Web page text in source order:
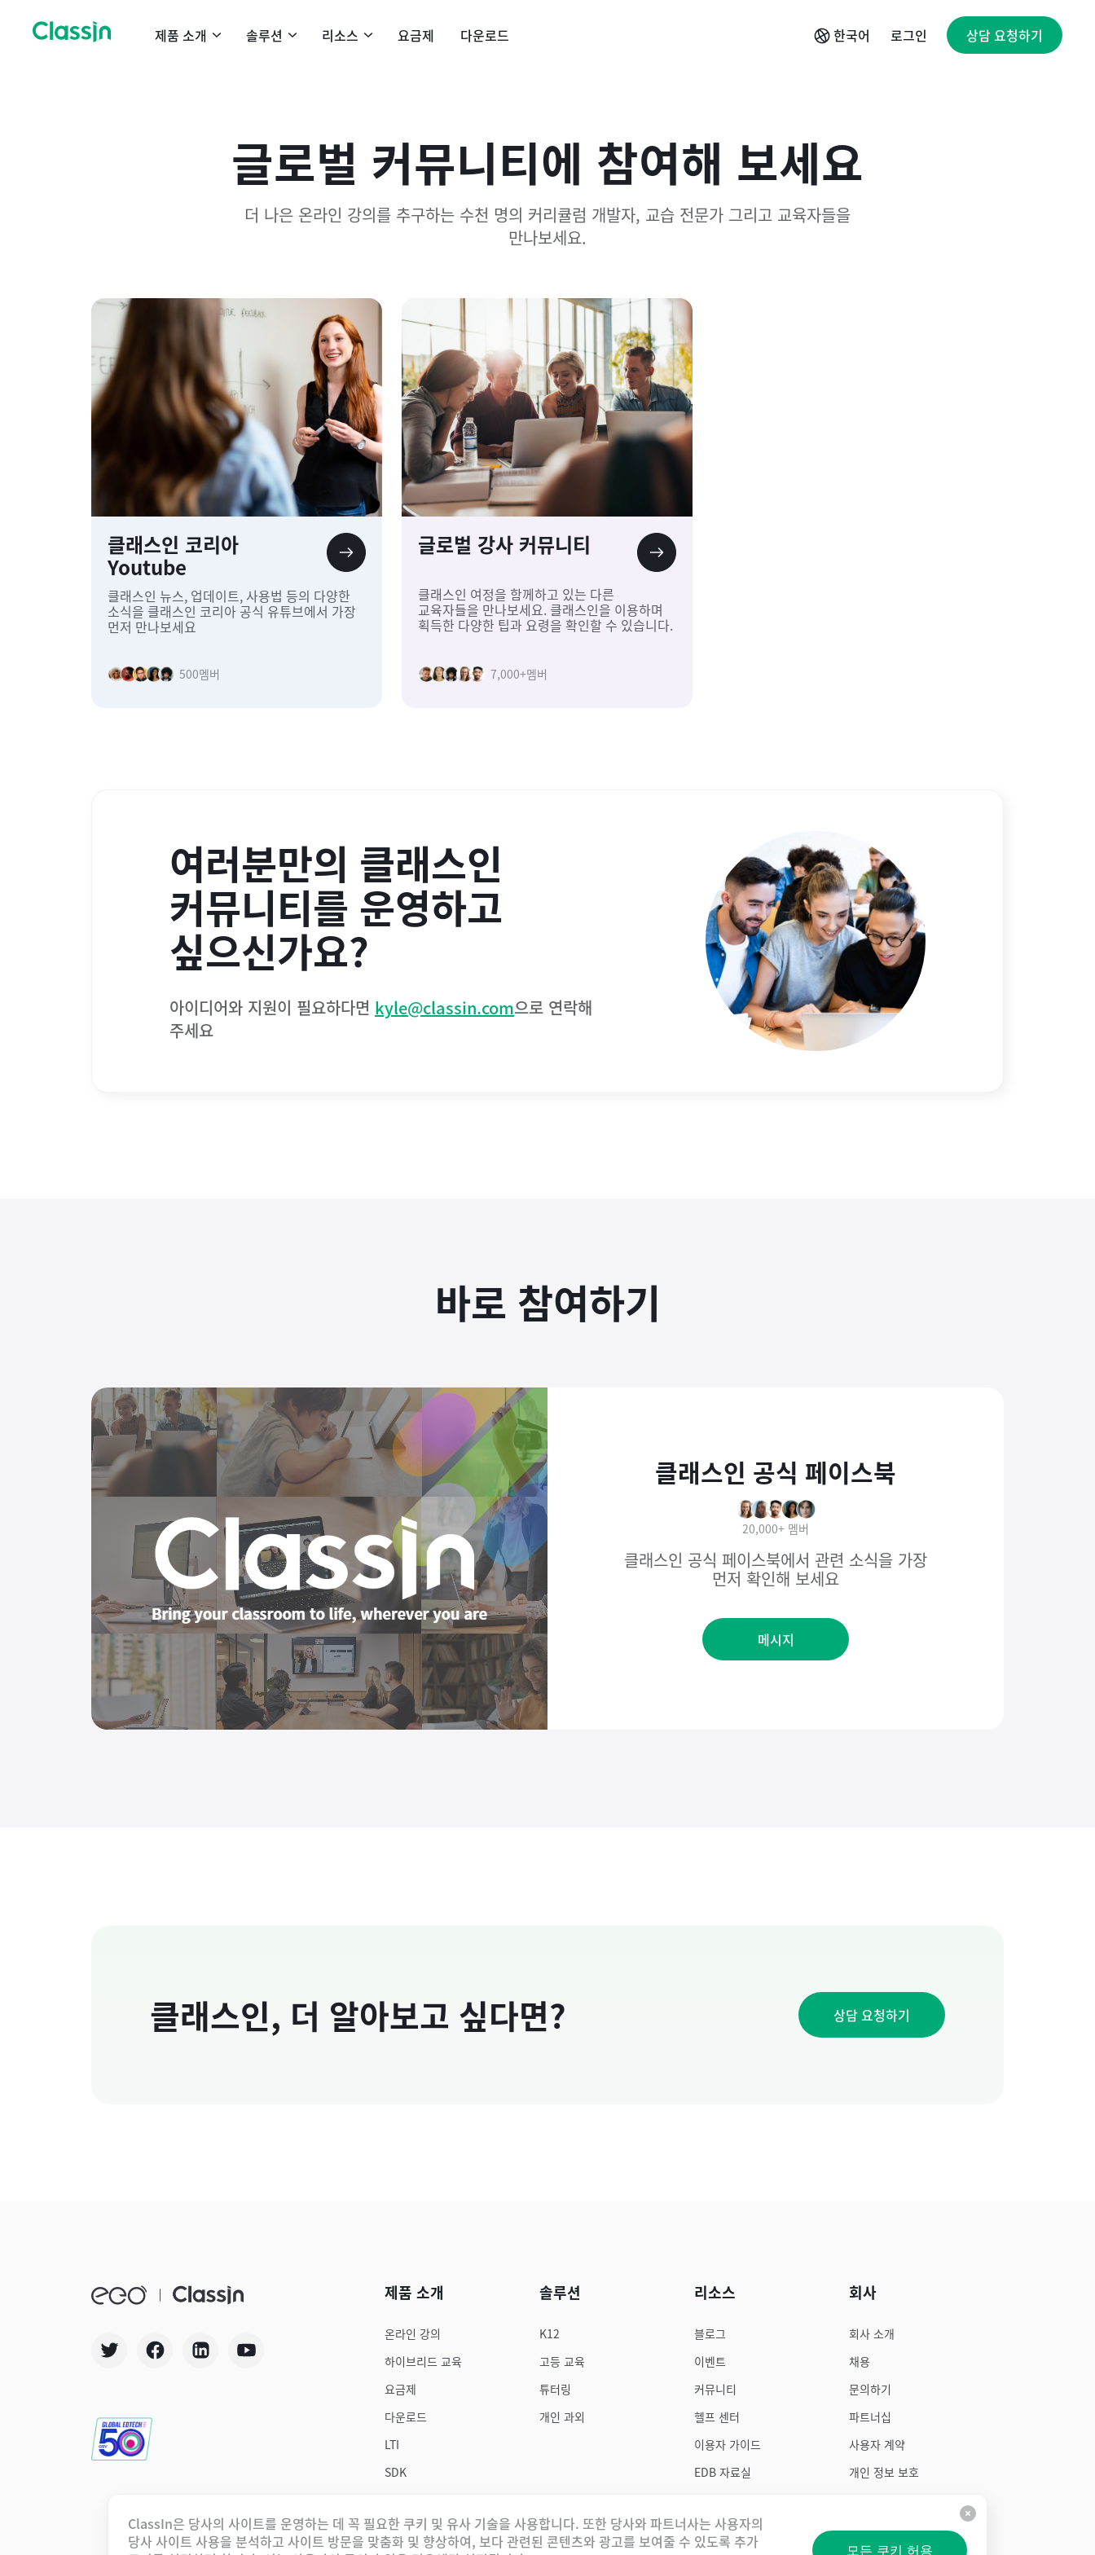
제품 소개 솔루션 리소스 요금제 다운로드 한국어 로그인 상담 요청하기
ClassIn은 당사의 사이트를 운영하는 데 꼭 필요한 쿠키 및 유사 기술을 사용합니다. 또한 당사와 파트너사는 사용자의
당사 사이트 사용을 분석하고 사이트 방문을 맞춤화 및 향상하여, 보다 관련된 콘텐츠와 광고를 보여줄 수 있도록 추가
모든 쿠키 허용
글로벌 커뮤니티에 참여해 보세요
더 나은 온라인 강의를 추구하는 수천 명의 커리큘럼 개발자, 교습 전문가 그리고 교육자들을
만나보세요.
클래스인 코리아
Youtube
클래스인 뉴스, 업데이트, 사용법 등의 다양한
소식을 클래스인 코리아 공식 유튜브에서 가장
먼저 만나보세요
500멤버
글로벌 강사 커뮤니티
클래스인 여정을 함께하고 있는 다른
교육자들을 만나보세요. 클래스인을 이용하며
획득한 다양한 팁과 요령을 확인할 수 있습니다.
7,000+멤버
여러분만의 클래스인
커뮤니티를 운영하고
싶으신가요?
아이디어와 지원이 필요하다면 kyle@classin.com으로 연락해
주세요
바로 참여하기
클래스인 공식 페이스북
20,000+ 멤버
클래스인 공식 페이스북에서 관련 소식을 가장
먼저 확인해 보세요
메시지
클래스인, 더 알아보고 싶다면? 상담 요청하기
제품 소개
온라인 강의
하이브리드 교육
요금제
다운로드
LTI
SDK
솔루션
K12
고등 교육
튜터링
개인 과외
리소스
블로그
이벤트
커뮤니티
헬프 센터
이용자 가이드
EDB 자료실
회사
회사 소개
채용
문의하기
파트너십
사용자 계약
개인 정보 보호